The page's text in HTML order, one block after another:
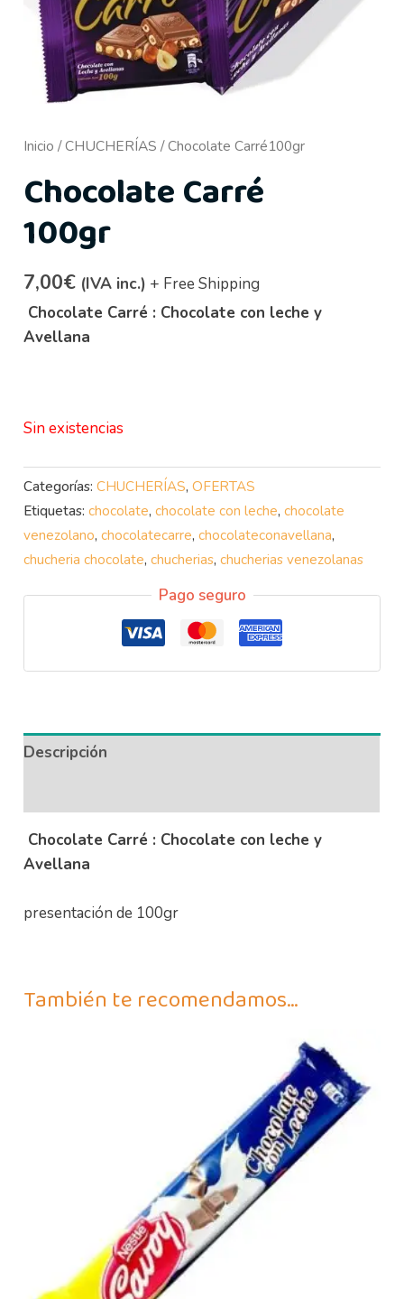
Inicio /CHUCHERÍAS / Chocolate Carré100gr
Chocolate Carré
100gr
7,00€ (IVA inc.) + Free Shipping
Chocolate Carré : Chocolate con leche y
Avellana
Sin existencias
Categorías:CHUCHERÍAS,OFERTAS
Etiquetas:chocolate,chocolate con leche,chocolate
venezolano,chocolatecarre,chocolateconavellana,
chucheria chocolate,chucherias,chucherias venezolanas
Pago seguro
Descripción
Chocolate Carré : Chocolate con leche y
Avellana
presentación de 100gr
También te recomendamos…